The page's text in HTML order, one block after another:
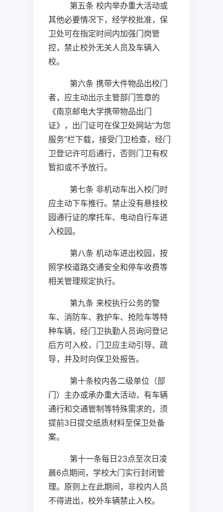
第五条 校内举办重大活动或
其他必要情况下，经学校批准，保
卫处可在指定时间内加强门岗管
控，禁止校外无关人员及车辆入
校。
第六条 携带大件物品出校门
者，应主动出示主管部门签章的
《南京邮电大学携带物品出门
证》，出门证可在保卫处网站“为您
服务”栏下载，接受门卫检查，经门
卫登记许可后通行，否则门卫有权
暂扣或不予放行。
第七条 非机动车出入校门时
应主动下车推行。禁止没有悬挂校
园通行证的摩托车、电动自行车进
入校园。
第八条 机动车进出校园，按
照学校道路交通安全和停车收费等
相关管理规定执行。
第九条 来校执行公务的警
车、消防车、救护车、抢险车等特
种车辆，经门卫执勤人员询问登记
后方可入校，门卫应主动引导、疏
导，并及时向保卫处报告。
第十条校内各二级单位（部
门）主办或承办重大活动，有车辆
通行和交通管制等特殊需求的，须
提前3 日提交纸质材料至保卫处备
案。
第十一条每日 23点至次日凌
晨6点期间，学校大门实行封闭管
理。原则上在此期间，非校内人员
不得进出，校外车辆禁止入校。